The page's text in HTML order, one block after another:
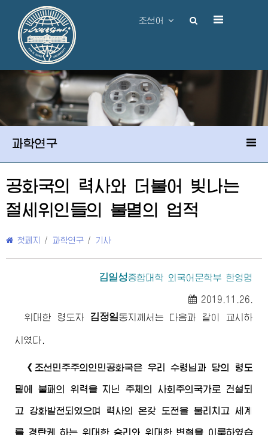
조선어
과학연구
공화국의 력사와 더불어 빛나는
절세위인들의 불멸의 업적
첫페지 / 과학연구 / 기사
김일성종합대학 외국어문학부 한영명
2019.11.26.
위대한
령도자 김정일동지 께서는 다음과 같이 교시하
시였다.
《조선민주주의인민공화국은 우리수령님 과 당의 령도
밑에 불패의 위력을 지닌 주체의 사회주의국가로 건설되
고 강화발전되였으며 력사의 온갖 도전을 물리치고 세계
를 경탄케 하는 위대한승리와 위대한변혁을 이룩하였습